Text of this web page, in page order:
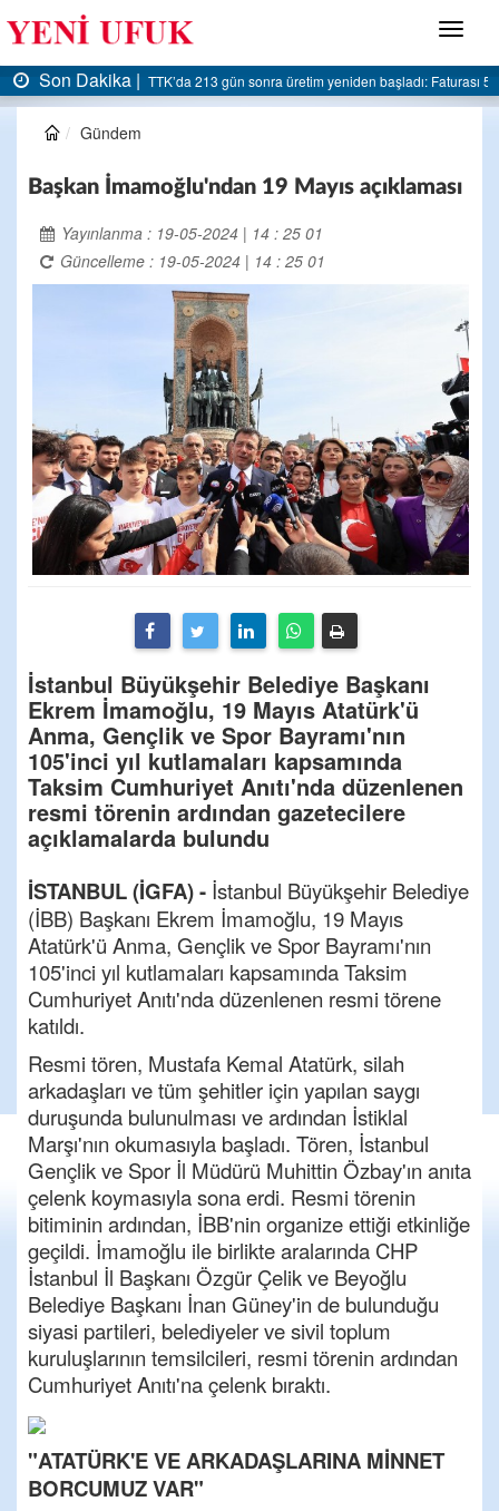
Menü
5 milyar liraya dayandı
Son Dakika |AK Parti Ereğli İlçe Başkanlığı’ndan belediyeye sert
Gündem
Başkan İmamoğlu'ndan 19 Mayıs açıklaması
Yayınlanma : 19-05-2024 | 14 : 25 01
Güncelleme : 19-05-2024 | 14 : 25 01
İstanbul Büyükşehir Belediye Başkanı
Ekrem İmamoğlu, 19 Mayıs Atatürk'ü
Anma, Gençlik ve Spor Bayramı'nın
105'inci yıl kutlamaları kapsamında
Taksim Cumhuriyet Anıtı'nda düzenlenen
resmi törenin ardından gazetecilere
açıklamalarda bulundu
İSTANBUL (İGFA) - İstanbul Büyükşehir Belediye
(İBB) Başkanı Ekrem İmamoğlu, 19 Mayıs
Atatürk'ü Anma, Gençlik ve Spor Bayramı'nın
105'inci yıl kutlamaları kapsamında Taksim
Cumhuriyet Anıtı'nda düzenlenen resmi törene
katıldı.
Resmi tören, Mustafa Kemal Atatürk, silah
arkadaşları ve tüm şehitler için yapılan saygı
duruşunda bulunulması ve ardından İstiklal
Marşı'nın okumasıyla başladı. Tören, İstanbul
Gençlik ve Spor İl Müdürü Muhittin Özbay'ın anıta
çelenk koymasıyla sona erdi. Resmi törenin
bitiminin ardından, İBB'nin organize ettiği etkinliğe
geçildi. İmamoğlu ile birlikte aralarında CHP
İstanbul İl Başkanı Özgür Çelik ve Beyoğlu
Belediye Başkanı İnan Güney'in de bulunduğu
siyasi partileri, belediyeler ve sivil toplum
kuruluşlarının temsilcileri, resmi törenin ardından
Cumhuriyet Anıtı'na çelenk bıraktı.
"ATATÜRK'E VE ARKADAŞLARINA MİNNET
BORCUMUZ VAR"